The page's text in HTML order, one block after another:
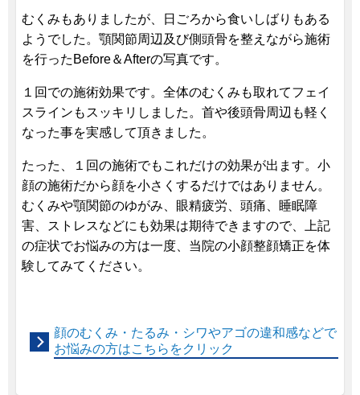
むくみもありましたが、日ごろから食いしばりもある
ようでした。顎関節周辺及び側頭骨を整えながら施術
を行ったBefore＆Afterの写真です。
１回での施術効果です。全体のむくみも取れてフェイ
スラインもスッキリしました。首や後頭骨周辺も軽く
なった事を実感して頂きました。
たった、１回の施術でもこれだけの効果が出ます。小
顔の施術だから顔を小さくするだけではありません。
むくみや顎関節のゆがみ、眼精疲労、頭痛、睡眠障
害、ストレスなどにも効果は期待できますので、上記
の症状でお悩みの方は一度、当院の小顔整顔矯正を体
験してみてください。
顔のむくみ・たるみ・シワやアゴの違和感などで
お悩みの方はこちらをクリック